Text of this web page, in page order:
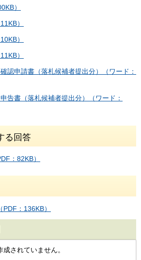
）
）
）
）
認申請書（落札候補者提出分）（ワード：
告書（落札候補者提出分）（ワード：
る回答
：82KB）
：136KB）
されていません。